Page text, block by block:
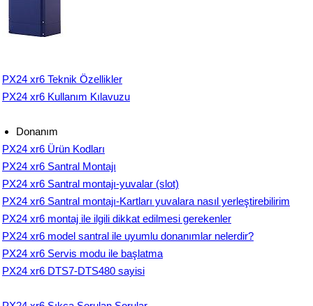
PX24 xr6 Teknik Özellikler
PX24 xr6 Kullanım Kılavuzu
Donanım
PX24 xr6 Ürün Kodları
PX24 xr6 Santral Montajı
PX24 xr6 Santral montajı-yuvalar (slot)
PX24 xr6 Santral montajı-Kartları yuvalara nasıl yerleştirebilirim
PX24 xr6 montaj ile ilgili dikkat edilmesi gerekenler
PX24 xr6 model santral ile uyumlu donanımlar nelerdir?
PX24 xr6 Servis modu ile başlatma
PX24 xr6 DTS7-DTS480 sayisi